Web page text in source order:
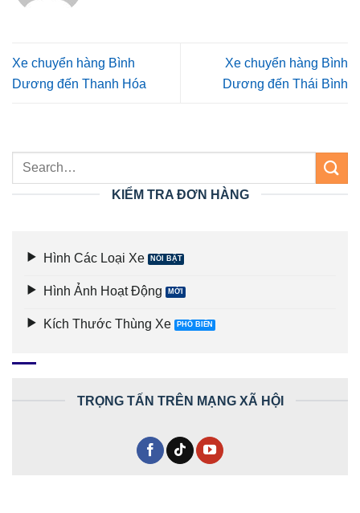
Xe chuyển hàng Bình
Dương đến Thanh Hóa
Xe chuyển hàng Bình
Dương đến Thái Bình
KIỂM TRA ĐƠN HÀNG
Hình Các Loại Xe
Hình Ảnh Hoạt Động
Kích Thước Thùng Xe
TRỌNG TẤN TRÊN MẠNG XÃ HỘI